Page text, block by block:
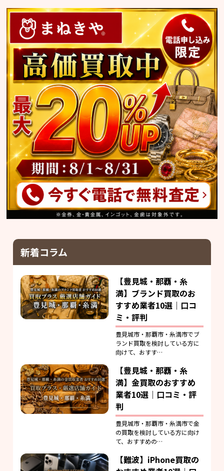
新着コラム
【豊見城・那覇・糸
満】ブランド買取のお
すすめ業者10選｜口コ
ミ・評判
豊見城市・那覇市・糸満市でブ
ランド買取を検討している方に
向けて、おすす…
【豊見城・那覇・糸
満】金買取のおすすめ
業者10選｜口コミ・評
判
豊見城市・那覇市・糸満市で金
の買取を検討している方に向け
て、おすすめの…
【難波】iPhone買取の